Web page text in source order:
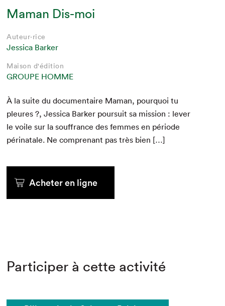
Maman Dis-moi
Auteur·rice
Jessica Barker
Maison d'édition
GROUPE HOMME
À la suite du doc­u­men­taire Maman, pourquoi tu
pleures ?, Jes­si­ca Bark­er pour­suit sa mis­sion : lever
le voile sur la souf­france des femmes en péri­ode
péri­na­tale. Ne com­prenant pas très bien […]
Acheter en ligne
Participer à cette activité